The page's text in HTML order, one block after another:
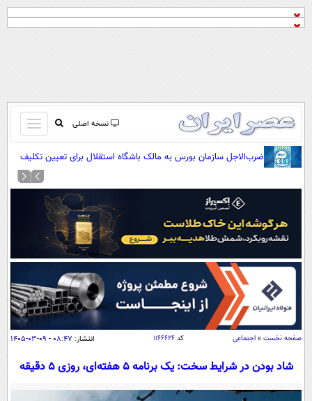
نسخه اصلی
باز
و
بسته
کردن
صفحه اول
نظرسنجی
آب و هوا
اوقات شرعی
پیوند ها
سواد زندگی
اقتصاد
اقتصادی
خودرو
جامعه
اجتماعی
ورزشی
ضرب‌الاجل سازمان بورس به مالک باشگاه استقلال برای تعیین تکلیف
صفحه نخست » اجتماعی کد۱۱۶۶۶۲۶ انتشار: ۰۸:۴۷ - ۰۹-۰۳-۱۴۰۵
شاد بودن در شرایط سخت: یک برنامه ۵ هفته‌ای، روزی 5 دقیقه